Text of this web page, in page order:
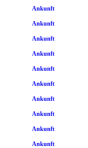
Ankunft
Ankunft
Ankunft
Ankunft
Ankunft
Ankunft
Ankunft
Ankunft
Ankunft
Ankunft